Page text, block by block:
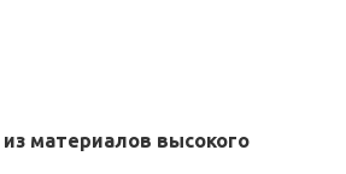
из материалов высокого